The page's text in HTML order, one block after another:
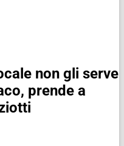
non gli serve
prende a